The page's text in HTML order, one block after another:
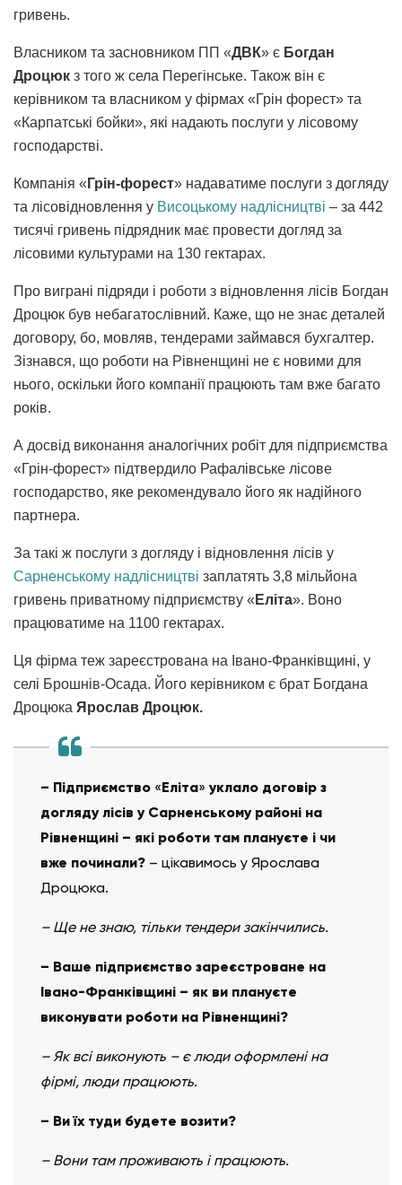
гривень.
Власником та засновником ПП «ДВК» є Богдан
Дроцюк з того ж села Перегінське. Також він є
керівником та власником у фірмах «Грін форест» та
«Карпатські бойки», які надають послуги у лісовому
господарстві.
Компанія « Грін-форест» надаватиме послуги з догляду
та лісовідновлення у Висоцькому надлісництві – за 442
тисячі гривень підрядник має провести догляд за
лісовими культурами на 130 гектарах.
Про виграні підряди і роботи з відновлення лісів Богдан
Дроцюк був небагатослівний. Каже, що не знає деталей
договору, бо, мовляв, тендерами займався бухгалтер.
Зізнався, що роботи на Рівненщині не є новими для
нього, оскільки його компанії працюють там вже багато
років.
А досвід виконання аналогічних робіт для підприємства
«Грін-форест» підтвердило Рафалівське лісове
господарство, яке рекомендувало його як надійного
партнера.
За такі ж послуги з догляду і відновлення лісів у
Сарненському надлісництві заплатять 3,8 мільйона
гривень приватному підприємству « Еліта». Воно
працюватиме на 1100 гектарах.
Ця фірма теж зареєстрована на Івано-Франківщині, у
селі Брошнів-Осада. Його керівником є брат Богдана
Дроцюка Ярослав Дроцюк.
– Підприємство «Еліта» уклало договір з
догляду лісів у Сарненському районі на
Рівненщині – які роботи там плануєте і чи
вже починали? – цікавимось у Ярослава
Дроцюка.
– Ще не знаю, тільки тендери закінчились.
– Ваше підприємство зареєстроване на
Івано-Франківщині – як ви плануєте
виконувати роботи на Рівненщині?
– Як всі виконують – є люди оформлені на
фірмі, люди працюють.
– Ви їх туди будете возити?
– Вони там проживають і працюють.